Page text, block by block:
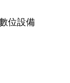
位設備